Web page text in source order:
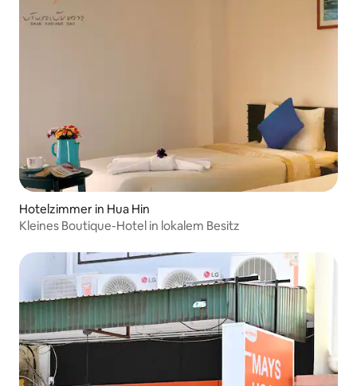
Hotelzimmer in Hua Hin
Kleines Boutique-Hotel in lokalem Besitz